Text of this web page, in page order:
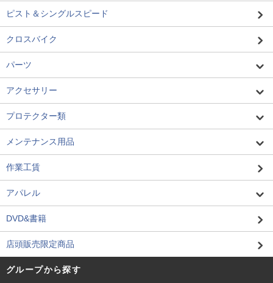
ピスト＆シングルスピード
クロスバイク
パーツ
アクセサリー
プロテクター類
メンテナンス用品
作業工賃
アパレル
DVD&書籍
店頭販売限定商品
グループから探す